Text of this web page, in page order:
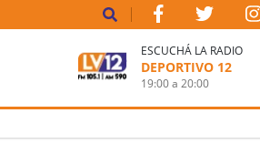
ESCUCHÁ LA RADIO
DEPORTIVO 12
19:00a20:00